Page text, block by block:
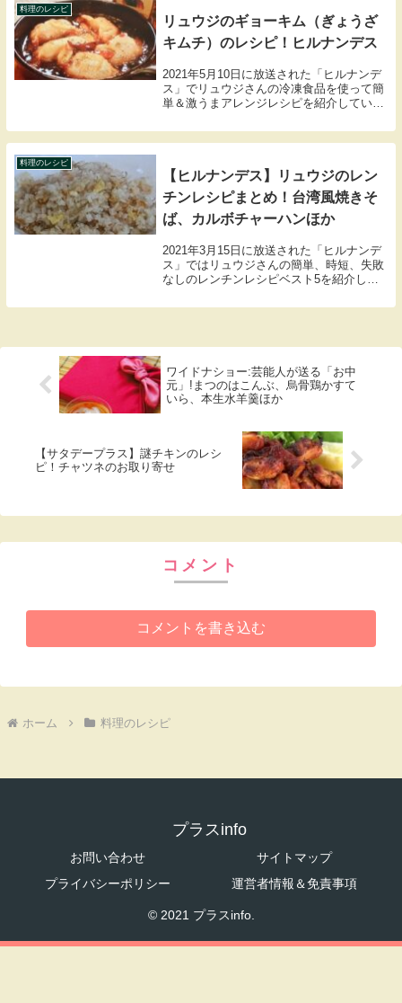
料理のレシピ
リュウジのギョーキム（ぎょうざ
キムチ）のレシピ！ヒルナンデス
2021年5月10日に放送された「ヒルナンデ
ス」でリュウジさんの冷凍食品を使って簡
単＆激うまアレンジレシピを紹介していま
キムの材料や作り方のレシピをまとめまし
たので紹介します。
料理のレシピ
【ヒルナンデス】リュウジのレン
チンレシピまとめ！台湾風焼きそ
ば、カルボチャーハンほか
2021年3月15日に放送された「ヒルナンデ
ス」ではリュウジさんの簡単、時短、失敗
なしのレンチンレシピベスト5を紹介して
TRIBEの小森隼さんと関口メンディーさん
ワイドナショー:芸能人が送る「お中
元」!まつのはこんぶ、烏骨鶏かすて
いら、本生水羊羹ほか
【サタデープラス】謎チキンのレシ
ピ！チャツネのお取り寄せ
コメント
コメントを書き込む
ホーム 料理のレシピ
プラスinfo
お問い合わせ
サイトマップ
プライバシーポリシー
運営者情報＆免責事項
© 2021 プラスinfo.